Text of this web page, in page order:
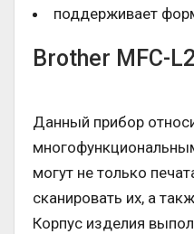
поддерживает
Brother MFC-
Данный прибор
могут не только
сканировать их, а
Корпус изделия